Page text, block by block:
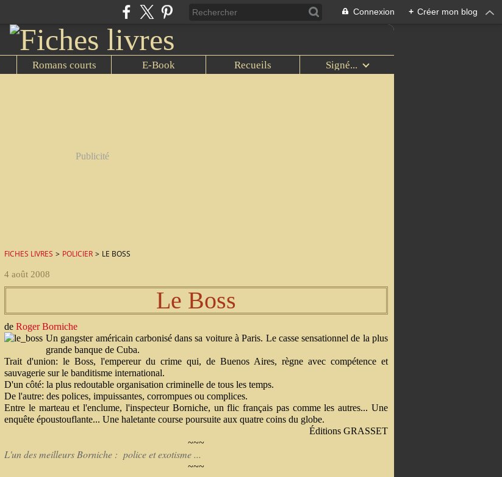
Connexion + Créer mon blog
Romans courts E-Book Recueils Signé...
Publicité
FICHES LIVRES > POLICIER > LE BOSS
4 août 2008
Le Boss
de Roger Borniche
Un gangster américain carbonisé dans sa voiture à Paris. Le casse sensationnel de la plus
grande banque de Cuba.
Trait d'union: le Boss, l'empereur du crime qui, de Buenos Aires, règne avec compétence et
sauvagerie sur le banditisme international.
D'un côté: la plus redoutable organisation criminelle de tous les temps.
De l'autre: des polices, impuissantes, corrompues ou complices.
Entre le marteau et l'enclume, l'inspecteur Borniche, un flic français pas comme les autres... Une
enquête époustouflante... Une haletante course poursuite aux quatre coins du globe.
Éditions GRASSET
~~~
L'un des meilleurs Borniche : police et exotisme ...
~~~